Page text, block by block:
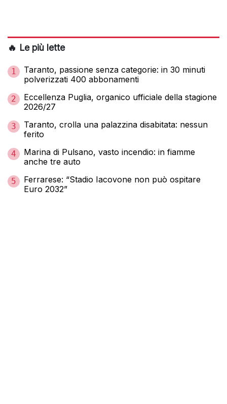
🔥 Le più lette
1
Taranto, passione senza categorie: in 30 minuti
polverizzati 400 abbonamenti
2
Eccellenza Puglia, organico ufficiale della stagione
2026/27
3
Taranto, crolla una palazzina disabitata: nessun
ferito
4
Marina di Pulsano, vasto incendio: in fiamme
anche tre auto
5
Ferrarese: “Stadio Iacovone non può ospitare
Euro 2032”